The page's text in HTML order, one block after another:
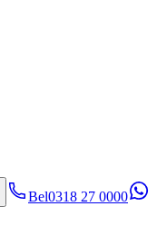
Bel0318 27 0000